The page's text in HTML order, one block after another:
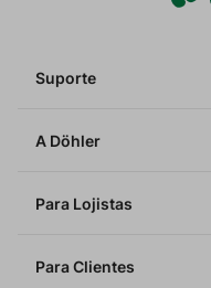
Suporte
A Döhler
Para Lojistas
Para Clientes